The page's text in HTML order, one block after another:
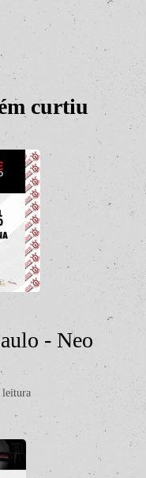
curtiu
- Neo
leitura